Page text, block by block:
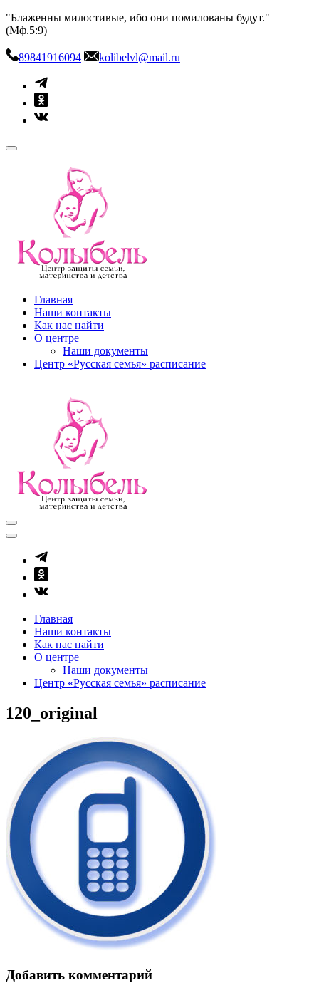
Skip
to
"Блаженны милостивые, ибо они помилованы будут."
(Мф.5:9)
89841916094 kolibelvl@mail.ru
kolibel-vl.ru
Центр защиты семьи, материнства и детства
Главная
Наши контакты
Как нас найти
О центре
Наши документы
Центр «Русская семья» расписание
Главная
Наши контакты
Как нас найти
О центре
Наши документы
Центр «Русская семья» расписание
120_original
Добавить комментарий